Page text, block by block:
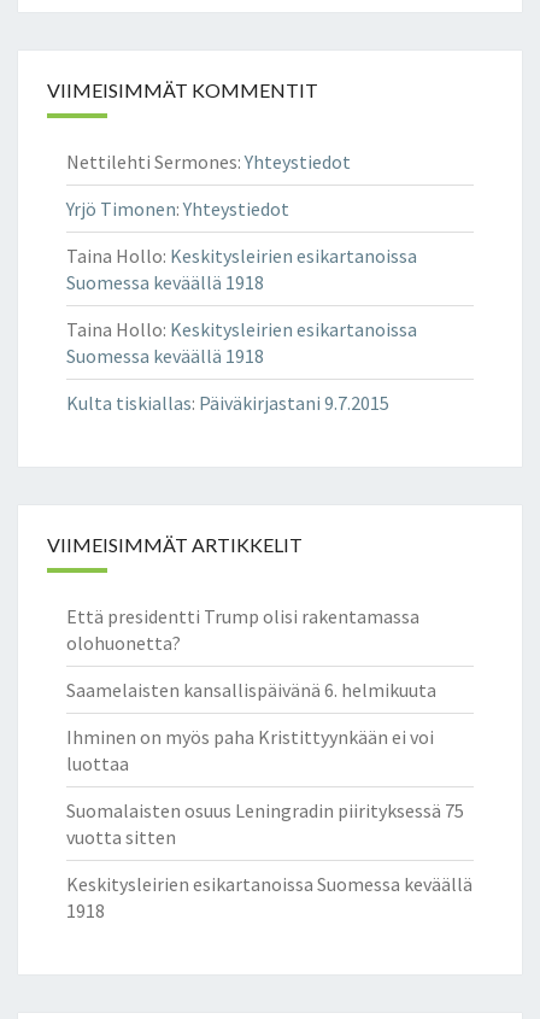
VIIMEISIMMÄT KOMMENTIT
Nettilehti Sermones:Yhteystiedot
Yrjö Timonen:Yhteystiedot
Taina Hollo: Keskitysleirien esikartanoissa
Suomessa keväällä 1918
Taina Hollo: Keskitysleirien esikartanoissa
Suomessa keväällä 1918
Kulta tiskiallas: Päiväkirjastani 9.7.2015
VIIMEISIMMÄT ARTIKKELIT
Että presidentti Trump olisi rakentamassa
olohuonetta?
Saamelaisten kansallispäivänä 6. helmikuuta
Ihminen on myös paha Kristittyynkään ei voi
luottaa
Suomalaisten osuus Leningradin piirityksessä 75
vuotta sitten
Keskitysleirien esikartanoissa Suomessa keväällä
1918